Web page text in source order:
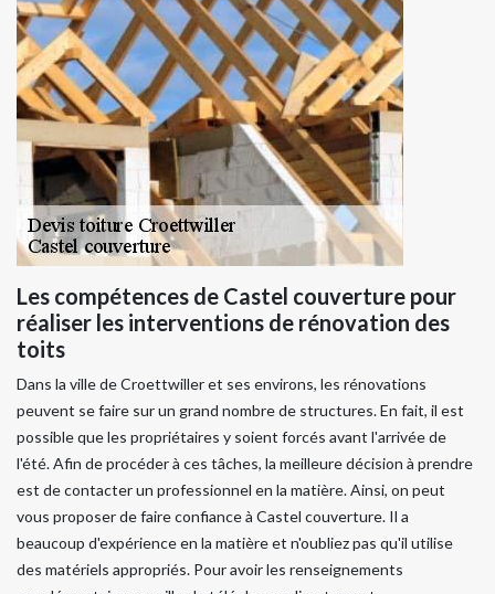
Les compétences de Castel couverture pour
réaliser les interventions de rénovation des
toits
Dans la ville de Croettwiller et ses environs, les rénovations
peuvent se faire sur un grand nombre de structures. En fait, il est
possible que les propriétaires y soient forcés avant l'arrivée de
l'été. Afin de procéder à ces tâches, la meilleure décision à prendre
est de contacter un professionnel en la matière. Ainsi, on peut
vous proposer de faire confiance à Castel couverture. Il a
beaucoup d'expérience en la matière et n'oubliez pas qu'il utilise
des matériels appropriés. Pour avoir les renseignements